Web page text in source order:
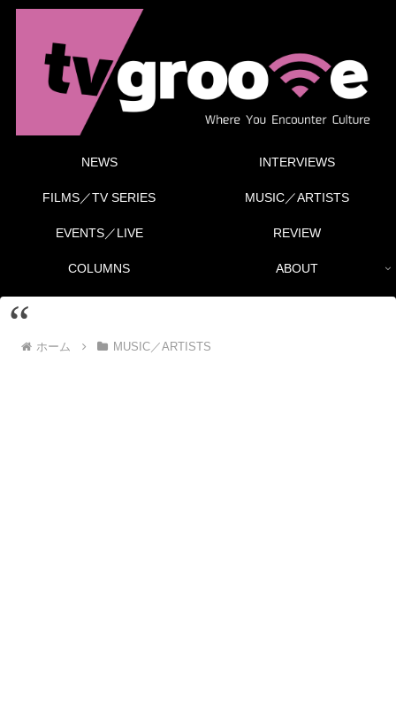
NEWS INTERVIEWS
FILMS／TV SERIES MUSIC／ARTISTS
EVENTS／LIVE REVIEW
COLUMNS ABOUT
ホーム MUSIC／ARTISTS